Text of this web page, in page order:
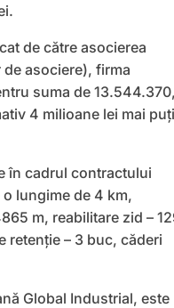
de către asocierea
de asociere), firma
suma de
4 milioane lei mai
în cadrul contractului
lungime de 4 km,
m, reabilitare zid –
retenție – 3 buc, căderi
Global Industrial, este